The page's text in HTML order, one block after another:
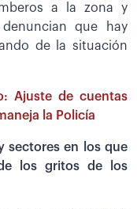
a la zona y
que hay
de la situación
Ajuste de cuentas
la Policía
sectores en los que
los gritos de los